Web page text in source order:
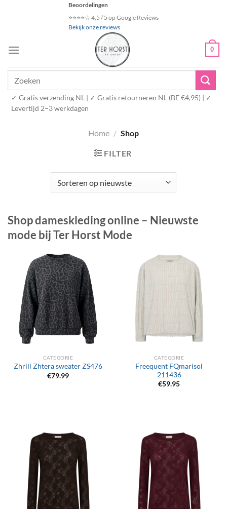
Beoordelingen
⭐⭐⭐⭐☆ 4,5 / 5 op Google Reviews
Bekijk onze reviews
0
✓ Gratis verzending NL | ✓ Gratis retourneren NL (BE €4,95) | ✓
Levertijd 2–3 werkdagen
Home / Shop
FILTER
Shop dameskleding online – Nieuwste
mode bij Ter Horst Mode
CATEGORIE
Zhrill Zhtera sweater ZS476
€79.99
CATEGORIE
Freequent FQmarisol
211436
€59.95